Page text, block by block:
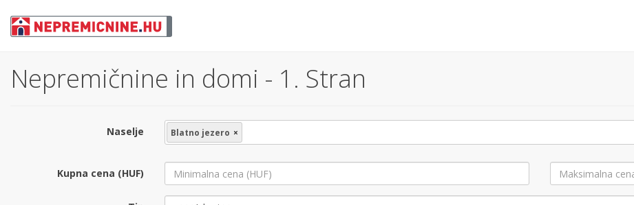
Nepremičnine in domi - 1. Stran
Naselje Blatno jezero ×
Kupna cena (HUF)